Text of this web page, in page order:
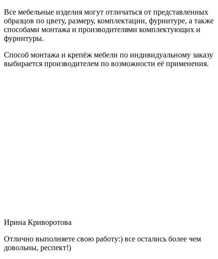
Все мебельные изделия могут отличаться от представленных
образцов по цвету, размеру, комплектации, фурнитуре, а также
способами монтажа и производителями комплектующих и
фурнитуры.
Способ монтажа и крепёж мебели по индивидуальному заказу
выбирается производителем по возможности её применения.
Ирина Криворотова
Отлично выполняете свою работу:) все остались более чем
довольны, респект!)